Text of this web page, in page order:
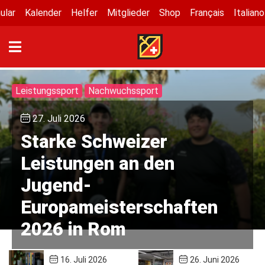
Kalender Helfer Mitglieder Shop Français Italiano
Leistungssport Nachwuchssport
27. Juli 2026
Starke Schweizer
Leistungen an den
Jugend-
Europameisterschaften
2026 in Rom
16. Juli 2026 26. Juni 2026